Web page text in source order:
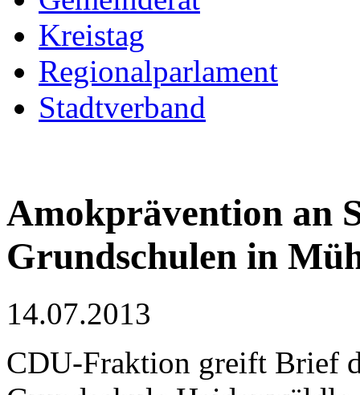
Kreistag
Regionalparlament
Stadtverband
Amokprävention an
Grundschulen in
14.07.2013
CDU-Fraktion greift Brief